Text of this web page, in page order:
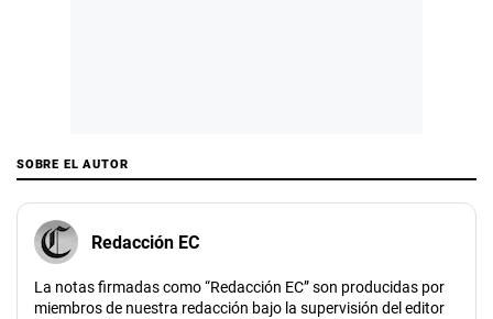
SOBRE EL AUTOR
Redacción EC
La notas firmadas como “Redacción EC” son producidas por
miembros de nuestra redacción bajo la supervisión del editor